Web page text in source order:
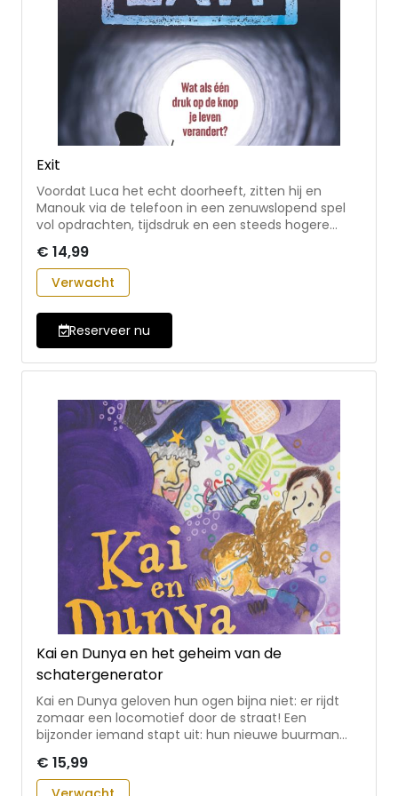
Exit
Voordat Luca het echt doorheeft, zitten hij en
Manouk via de telefoon in een zenuwslopend spel
vol opdrachten, tijdsdruk en een steeds hogere
keren zich van hem af en zijn cijfers kelderen. Maar
wanneer hij en Manouk willen stoppen, volgen er
bedreigingen ... - thema's: vriendschap, intimidatie,
keuzes maken, moed om nee te zeggen - voor 12-
16 jaar
€ 14,99
Verwacht
Reserveer nu
Kai en Dunya en het geheim van de
schatergenerator
Kai en Dunya geloven hun ogen bijna niet: er rijdt
zomaar een locomotief door de straat! Een
bijzonder iemand stapt uit: hun nieuwe buurman
Kai en Dunya de professor helpen met het maken
van een schatergenerator: een machine die ervoor
€ 15,99